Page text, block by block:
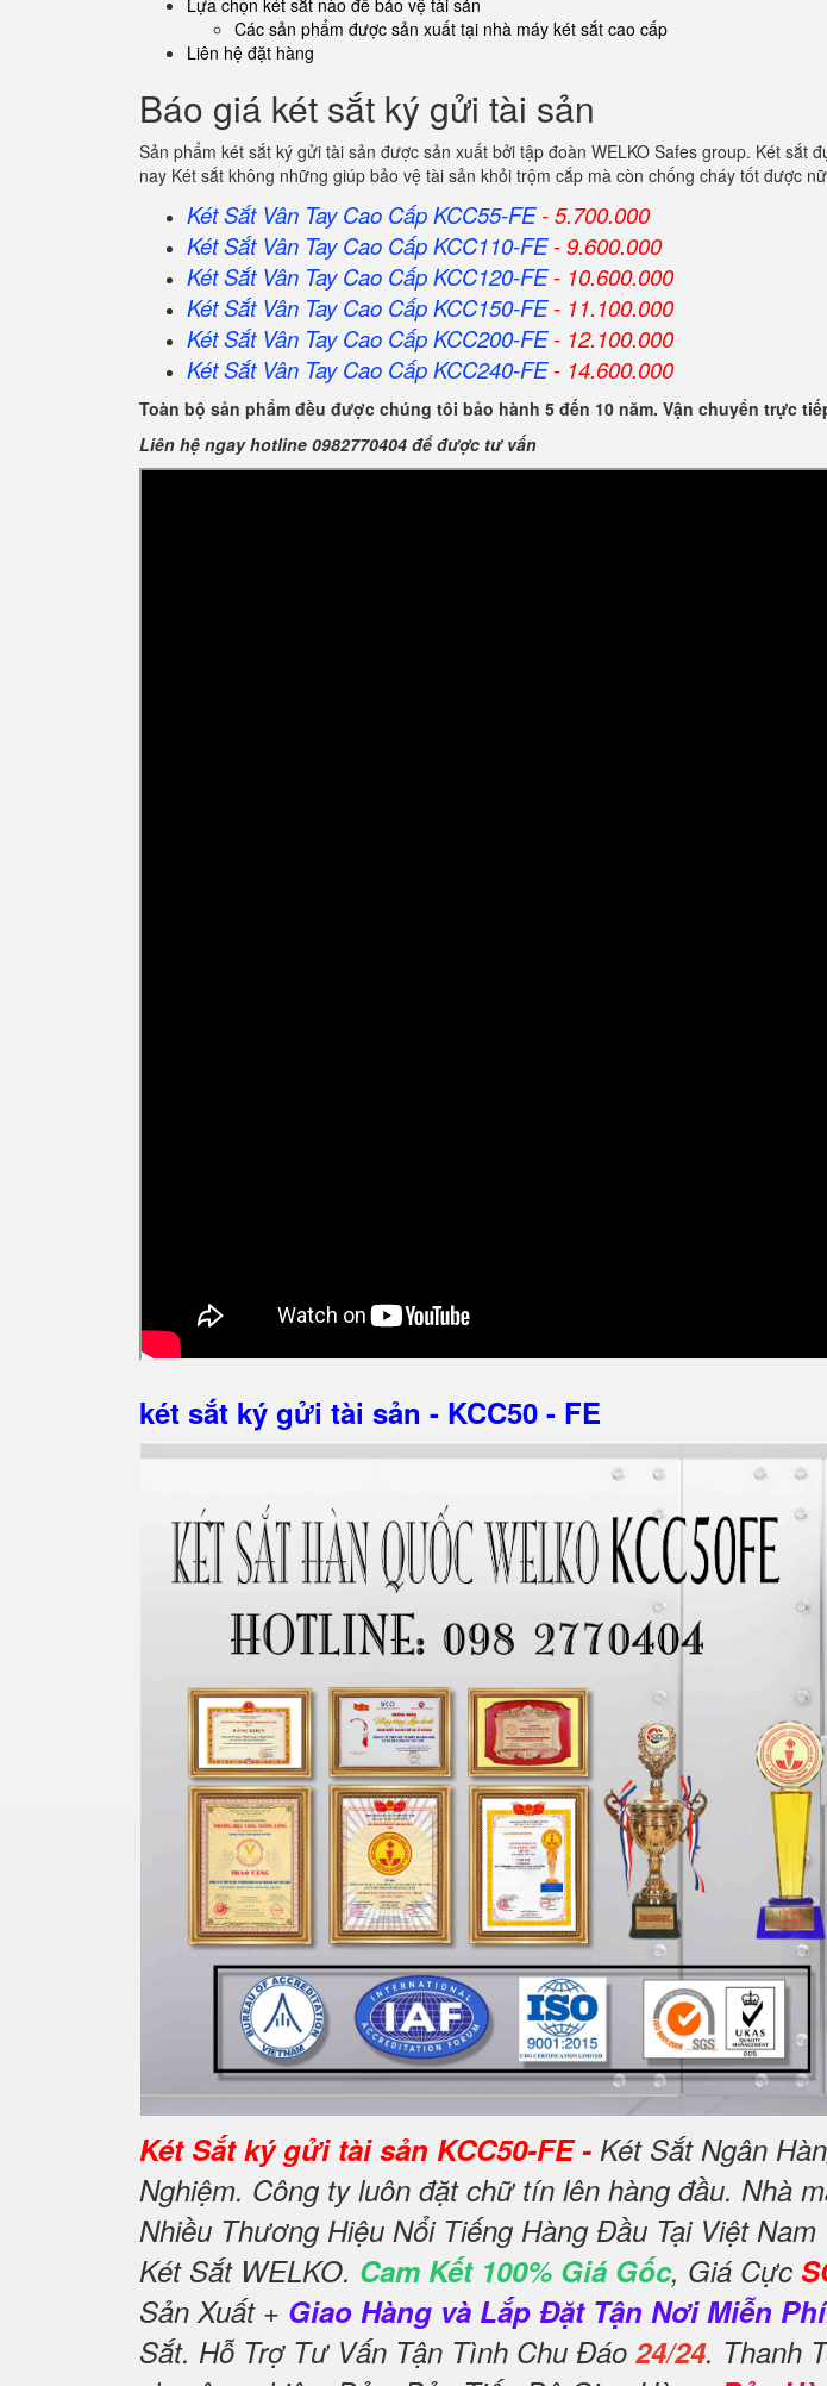
Lựa chọn két sắt nào để bảo vệ tài sản
Các sản phẩm được sản xuất tại nhà máy két sắt cao cấp
Liên hệ đặt hàng
Báo giá két sắt ký gửi tài sản
Sản phẩm két sắt ký gửi tài sản được sản xuất bởi tập đoàn WELKO Safes group. Két
nay Két sắt không những giúp bảo vệ tài sản khỏi trộm cắp mà còn chống cháy tốt được
Két Sắt Vân Tay Cao Cấp KCC55-FE- 5.700.000
Két Sắt Vân Tay Cao Cấp KCC110-FE- 9.600.000
Két Sắt Vân Tay Cao Cấp KCC120-FE- 10.600.000
Két Sắt Vân Tay Cao Cấp KCC150-FE- 11.100.000
Két Sắt Vân Tay Cao Cấp KCC200-FE- 12.100.000
Két Sắt Vân Tay Cao Cấp KCC240-FE- 14.600.000
Toàn bộ sản phẩm đều được chúng tôi bảo hành 5 đến 10 năm. Vận chuyển trực
Liên hệ ngay hotline 0982770404 để được tư vấn
két sắt ký gửi tài sản - KCC50 - FE
Két Sắt ký gửi tài sản KCC50-FE - Két Sắt Ngân
Nghiệm. Công ty luôn đặt chữ tín lên hàng đầu. Nhà
Nhiều Thương Hiệu Nổi Tiếng Hàng Đầu Tại Việt Nam
Két Sắt WELKO. Cam Kết 100% Giá Gốc, Giá Cực
Sản Xuất + Giao Hàng và Lắp Đặt Tận Nơi Miễn
Sắt. Hỗ Trợ Tư Vấn Tận Tình Chu Đáo 24/24. Thanh